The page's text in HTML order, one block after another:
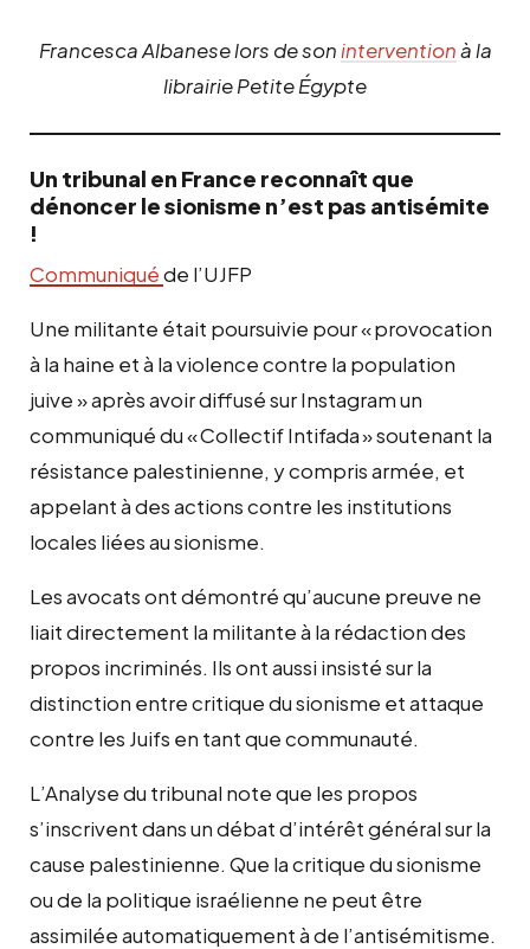
Francesca Albanese lors de son interventionà la
librairie Petite Égypte
Un tribunal en France reconnaît que
dénoncer le sionisme n’est pas antisémite
!
Communiquéde l’UJFP
Une militante était poursuivie pour « provocation
à la haine et à la violence contre la population
juive » après avoir diffusé sur Instagram un
communiqué du « Collectif Intifada » soutenant la
résistance palestinienne, y compris armée, et
appelant à des actions contre les institutions
locales liées au sionisme.
Les avocats ont démontré qu’aucune preuve ne
liait directement la militante à la rédaction des
propos incriminés. Ils ont aussi insisté sur la
distinction entre critique du sionisme et attaque
contre les Juifs en tant que communauté.
L’Analyse du tribunal note que les propos
s’inscrivent dans un débat d’intérêt général sur la
cause palestinienne. Que la critique du sionisme
ou de la politique israélienne ne peut être
assimilée automatiquement à de l’antisémitisme.